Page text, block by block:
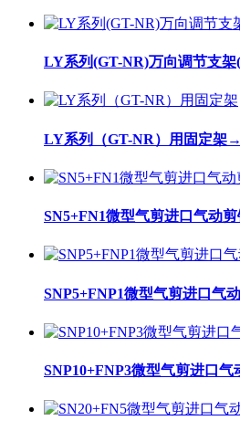
LY系列(GT-NR)万向调节支架
LY系列（GT-NR）用固定架→
SN5+FN1微型气剪进口气动
SNP5+FNP1微型气剪进口气
SNP10+FNP3微型气剪进口